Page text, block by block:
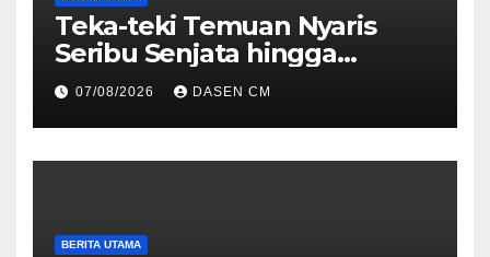
Teka-teki Temuan Nyaris
Seribu Senjata hingga
Narkoba di Sekolah Jaksel
07/08/2026 DASEN CM
BERITA UTAMA